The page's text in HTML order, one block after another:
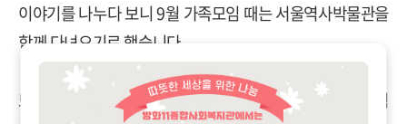
이야기를 나누다 보니 9월 가족모임 때는 서울역사박물관을
함께 다녀오기로 했습니다.
또 민상 님은 아이들을 대상으로 요리활동을 진행했던 경험